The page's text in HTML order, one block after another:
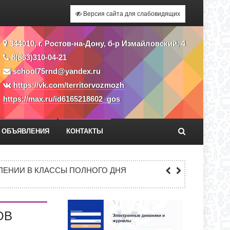
Версия сайта для слабовидящих
344010, г. Ростов-на-Дону, б-р Измайловский, 4
8(863)310-04-21
school75rnd@yandex.ru
https://vk.com/territorvozmozh
https://max.ru/id6165218602_gos
ОБЪЯВЛЕНИЯ КОНТАКТЫ
В КЛАССЫ ПОЛНОГО ДНЯ